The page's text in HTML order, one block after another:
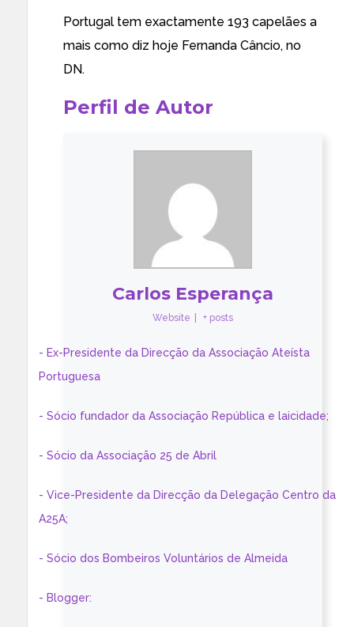
Portugal tem exactamente 193 capelães a
mais como diz hoje Fernanda Câncio, no
DN.
Perfil de Autor
Carlos Esperança
Website + posts
- Ex-Presidente da Direcção da Associação Ateísta
Portuguesa
- Sócio fundador da Associação República e laicidade;
- Sócio da Associação 25 de Abril
- Vice-Presidente da Direcção da Delegação Centro da
A25A;
- Sócio dos Bombeiros Voluntários de Almeida
- Blogger: